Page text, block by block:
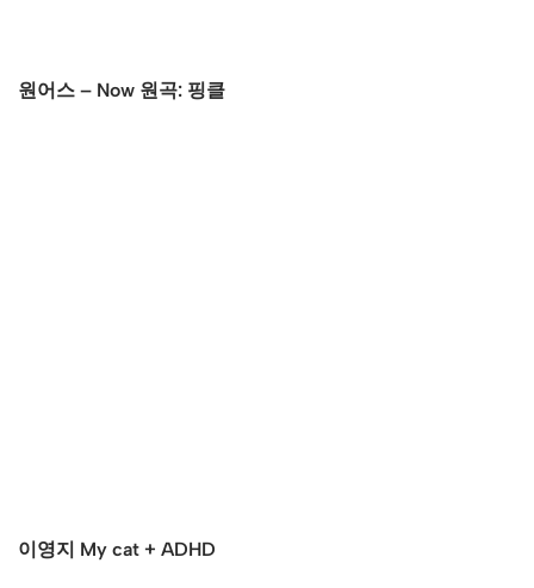
원어스 – Now 원곡: 핑클
이영지 My cat + ADHD